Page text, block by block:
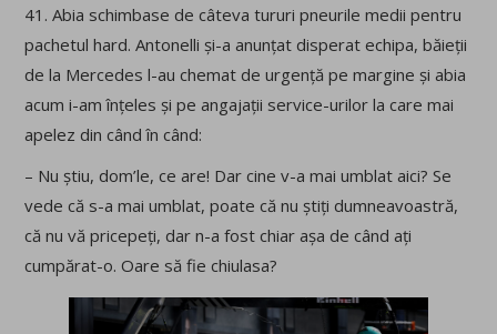
41. Abia schimbase de câteva tururi pneurile medii pentru
pachetul hard. Antonelli și-a anunțat disperat echipa, băieții
de la Mercedes l-au chemat de urgență pe margine și abia
acum i-am înțeles și pe angajații service-urilor la care mai
apelez din când în când:
– Nu știu, dom’le, ce are! Dar cine v-a mai umblat aici? Se
vede că s-a mai umblat, poate că nu știți dumneavoastră,
că nu vă pricepeți, dar n-a fost chiar așa de când ați
cumpărat-o. Oare să fie chiulasa?